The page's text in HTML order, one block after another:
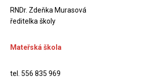
RNDr. Zdeňka Murasová
ředitelka školy
Mateřská škola
tel. 556 835 969